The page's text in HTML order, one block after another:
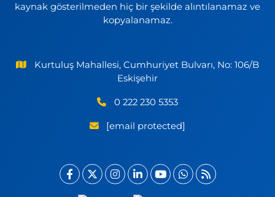
kaynak gösterilmeden hiç bir şekilde alıntılanamaz ve
kopyalanamaz.
Kurtuluş Mahallesi, Cumhuriyet Bulvarı, No: 106/B
Eskişehir
0 222 230 5353
[email protected]